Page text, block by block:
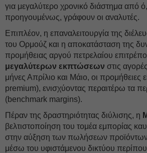
για μεγαλύτερο χρονικό διάστημα από
προηγουμένως, γράφουν οι αναλυτές.
Επιπλέον, η επαναλειτουργία της
του Ορμούζ και η αποκατάσταση της
προμήθειας αργού πετρελαίου
μεγαλύτερων εκπτώσεων στις
μήνες Απρίλιο και Μάιο, οι προμήθειες
premium), ενισχύοντας περαιτέρω τα
(benchmark margins).
Πέραν της δραστηριότητας διύλισης, η
βελτιστοποίηση του τομέα εμπορίας
στην αύξηση των πωλήσεων
μέσω του υφιστάμενου δικτύου